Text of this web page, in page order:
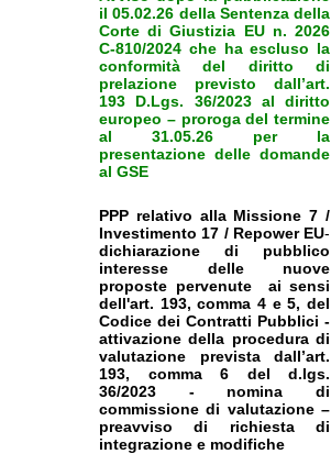
il 05.02.26 della Sentenza della
Corte di Giustizia EU n. 2026
C-810/2024 che ha escluso la
conformità del diritto di
prelazione previsto dall’art.
193 D.Lgs. 36/2023 al diritto
europeo – proroga del termine
al 31.05.26 per la
presentazione delle domande
al GSE
PPP relativo alla Missione 7 /
Investimento 17 / Repower EU-
dichiarazione di pubblico
interesse delle nuove
proposte pervenute ai sensi
dell'art. 193, comma 4 e 5, del
Codice dei Contratti Pubblici -
attivazione della procedura di
valutazione prevista dall’art.
193, comma 6 del d.lgs.
36/2023 - nomina di
commissione di valutazione –
preavviso di richiesta di
integrazione e modifiche